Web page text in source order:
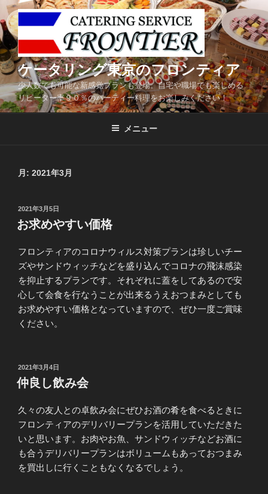
コ
ン
テ
ン
ツ
へ
キ
ケータリング東京のフロンティア
少人数でも可能な新感覚プランも登場。自宅や職場でも楽しめる
リピーター率９０％のパーティー料理をお楽しみください！
メニュー
月: 2021年3月
投
稿
日:
2021年3月5日
お求めやすい価格
フロンティアのコロナウィルス対策プランは珍しいチー
ズやサンドウィッチなどを盛り込んでコロナの飛沫感染
を抑止するプランです。それぞれに蓋をしてあるので安
心して会食を行なうことが出来るうえおつまみとしても
お求めやすい価格となっていますので、ぜひ一度ご賞味
ください。
投
稿
日:
2021年3月4日
仲良し飲み会
久々の友人との卓飲み会にぜひお酒の肴を食べるときに
フロンティアのデリバリープランを活用していただきた
いと思います。お肉やお魚、サンドウィッチなどお酒に
も合うデリバリープランはボリュームもあっておつまみ
を買出しに行くこともなくなるでしょう。